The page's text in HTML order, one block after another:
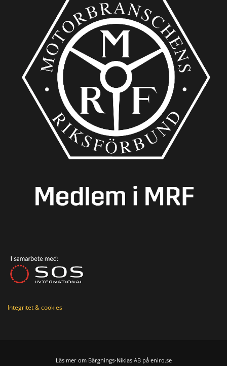
Integritet & cookies
Läs mer om Bärgnings-Niklas AB på eniro.se